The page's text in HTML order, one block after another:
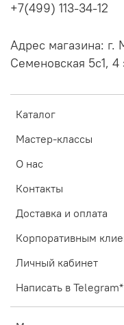
Каталог
Мастер-классы
О нас
Контакты
Доставка и оплата
Корпоративным
Личный кабинет
Написать в Telegram*
+7(499) 113-34-12
Адрес магазина: г.
Семеновская 5с1, 4